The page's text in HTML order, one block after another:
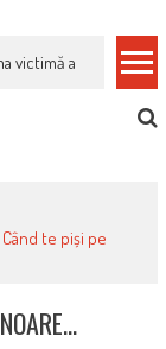
și eficient,
Când te piși pe